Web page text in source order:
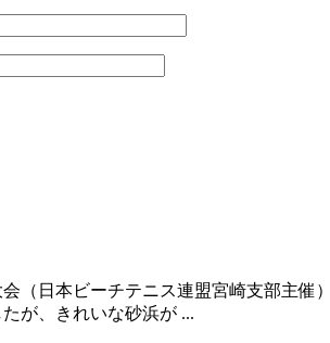
（日本ビーチテニス連盟宮崎支部主催
が、きれいな砂浜が ...